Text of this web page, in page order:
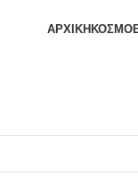
ΑΡΧΙΚΉ